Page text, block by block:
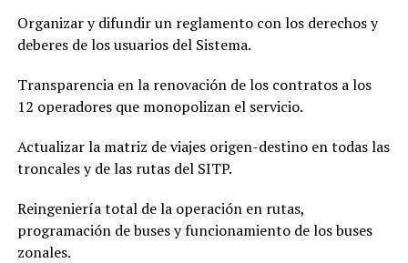
Organizar y difundir un reglamento con los derechos y
deberes de los usuarios del Sistema.
Transparencia en la renovación de los contratos a los
12 operadores que monopolizan el servicio.
Actualizar la matriz de viajes origen-destino en todas las
troncales y de las rutas del SITP.
Reingeniería total de la operación en rutas,
programación de buses y funcionamiento de los buses
zonales.